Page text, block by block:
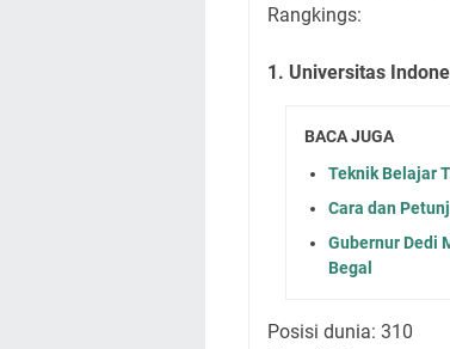
Rangkings:
1. Universitas
BACA JUGA
Teknik Belajar
Cara dan
Gubernur Dedi
Begal
Posisi dunia: 310